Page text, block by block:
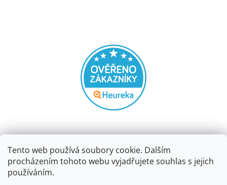
Tento web používá soubory cookie. Dalším
procházením tohoto webu vyjadřujete souhlas s jejich
používáním.